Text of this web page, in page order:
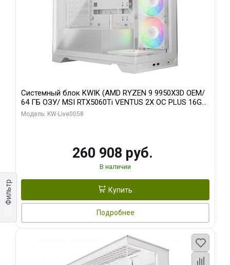
Фильтр
Системный блок KWIK (AMD RYZEN 9 9950X3D OEM/
64 ГБ ОЗУ/ MSI RTX5060Ti VENTUS 2X OC PLUS 16GB
GDDR7 128bit 3x/ 512 ГБ SSD)
Модель: KW-Live0058
260 908 руб.
В наличии
Купить
Подробнее